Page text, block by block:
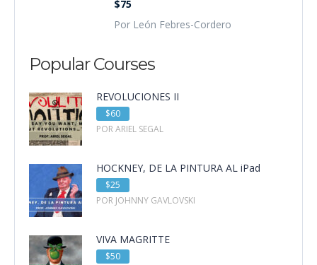
$75
Por León Febres-Cordero
Popular Courses
REVOLUCIONES II
$60
POR ARIEL SEGAL
HOCKNEY, DE LA PINTURA AL iPad
$25
POR JOHNNY GAVLOVSKI
VIVA MAGRITTE
$50